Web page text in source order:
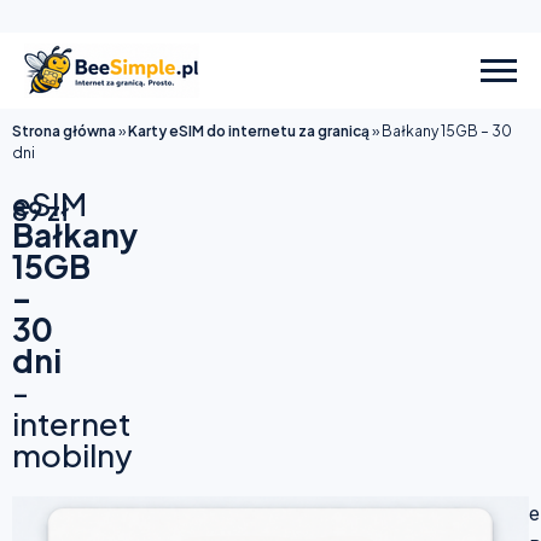
Strona główna»Karty eSIM do internetu za granicą» Bałkany 15GB – 30
dni
eSIM
Bałkany
15GB
–
30
dni
-
internet
mobilny
89zł